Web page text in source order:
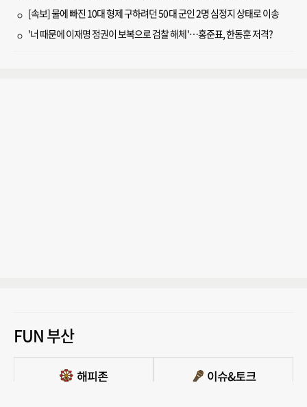
[속보] 물에 빠진 10대 형제 구하려던 50대 군인 2명 심정지 상태로 이송
'너 때문에 이재명 정권이 보복으로 검찰 해체'…홍준표, 한동훈 저격?
FUN 부산